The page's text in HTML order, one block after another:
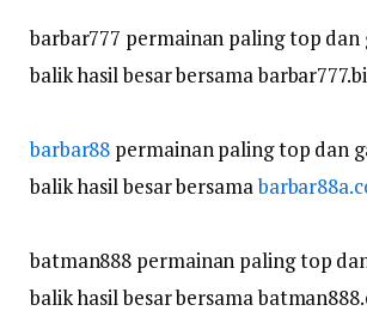
barbar777 permainan paling top dan
balik hasil besar bersama
barbar88 permainan paling top dan
balik hasil besar bersama
batman888 permainan paling top
balik hasil besar bersama